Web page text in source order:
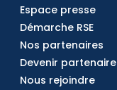
Espace presse
Démarche RSE
Nos partenaires
Devenir partenaire
Nous rejoindre